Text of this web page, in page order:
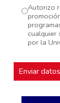
Autorizo
cualquier
por la